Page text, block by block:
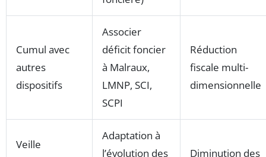
Cumul avec
autres
dispositifs
Associer
déficit foncier
à Malraux,
LMNP, SCI,
SCPI
Réduction
fiscale multi-
dimensionnelle
Veille
Adaptation à
l’évolution des
Diminution des